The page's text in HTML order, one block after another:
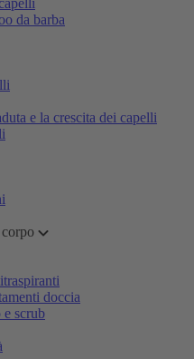
da barba
e la crescita dei capelli
doccia
e scrub